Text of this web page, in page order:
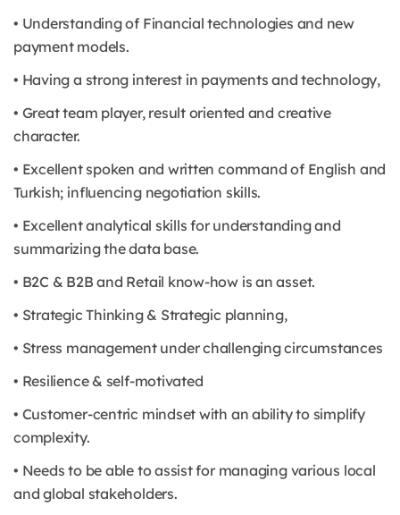
• Understanding of Financial technologies and new
payment models.
• Having a strong interest in payments and technology,
• Great team player, result oriented and creative
character.
• Excellent spoken and written command of English and
Turkish; influencing negotiation skills.
• Excellent analytical skills for understanding and
summarizing the data base.
• B2C & B2B and Retail know-how is an asset.
• Strategic Thinking & Strategic planning,
• Stress management under challenging circumstances
• Resilience & self-motivated
• Customer-centric mindset with an ability to simplify
complexity.
• Needs to be able to assist for managing various local
and global stakeholders.